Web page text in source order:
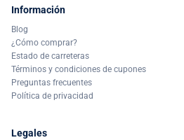
Información
Blog
¿Cómo comprar?
Estado de carreteras
Términos y condiciones de cupones
Preguntas frecuentes
Política de privacidad
Legales